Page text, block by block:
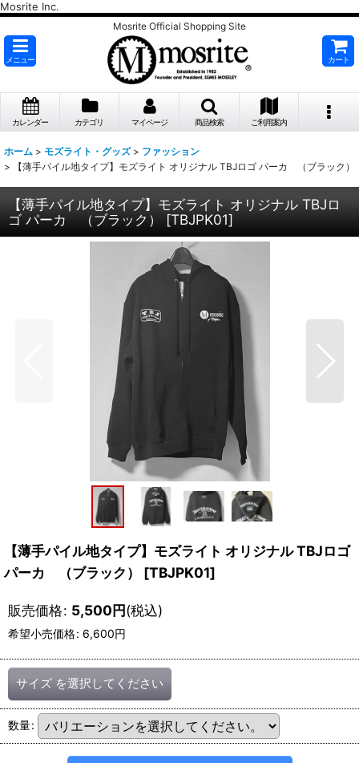
Mosrite Inc.
Mosrite Official Shopping Site
メニュー カート
カレンダー カテゴリ マイページ 商品検索 ご利用案内
ホーム > モズライト・グッズ > ファッション
>
【薄手パイル地タイプ】モズライト オリジナル TBJロゴ パーカ （ブラック）
【薄手パイル地タイプ】モズライト オリジナル TBJロ
ゴ パーカ （ブラック）
[TBJPK01]
【薄手パイル地タイプ】モズライト オリジナル TBJロゴ
パーカ （ブラック）
[TBJPK01]
販売価格: 5,500円(税込)
希望小売価格: 6,600円
サイズ を選択してください
数量: